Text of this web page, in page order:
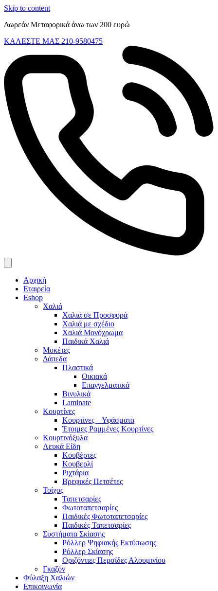
Skip to content
Δωρεάν Μεταφορικά άνω των 200 ευρώ
ΚΑΛΕΣΤΕ ΜΑΣ 210-9580475
Αρχική
Εταιρεία
Eshop
Χαλιά
Χαλιά σε Προσφορά
Χαλιά με σχέδιο
Χαλιά Μονόχρωμα
Παιδικά Χαλιά
Μοκέτες
Δάπεδα
Πλαστικά
Οικιακά
Επαγγελματικά
Βινυλικά
Laminate
Κουρτίνες
Κουρτίνες – Υφάσματα
Έτοιμες Ραμμένες Κουρτίνες
Κουρτινόξυλα
Λευκά Είδη
Κουβέρτες
Κουβερλί
Ριχτάρια
Βρεφικές Πετσέτες
Τοίχος
Ταπετσαρίες
Φωτοταπετσαρίες
Παιδικές Φωτοταπετσαρίες
Παιδικές Ταπετσαρίες
Συστήματα Σκίασης
Ρόλλερ Ψηφιακής Εκτύπωσης
Ρόλλερ Σκίασης
Οριζόντιες Περσίδες Αλουμινίου
Γκαζόν
Φύλαξη Χαλιών
Επικοινωνία